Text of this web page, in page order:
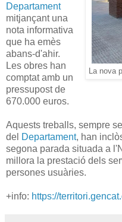
La nova
Departament
mitjançant una
nota informativa
que ha emès
abans-d'ahir.
Les obres han
comptat amb un
pressupost de
670.000 euros.
Aquests treballs, sempre
del Departament, han
segona parada situada a
millora la prestació dels
persones usuàries.
+info: https://